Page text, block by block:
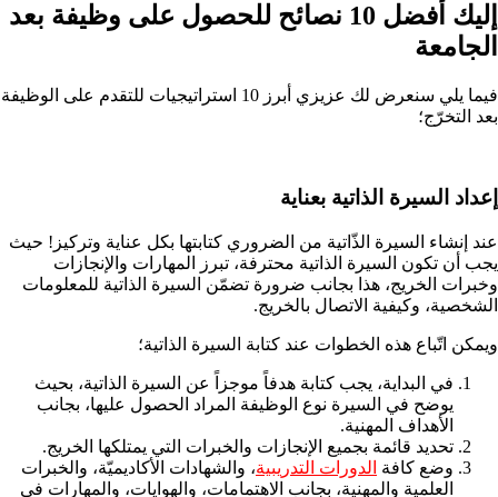
إليك أفضل 10 نصائح للحصول على وظيفة بعد
الجامعة
فيما يلي سنعرض لك عزيزي أبرز 10 استراتيجيات للتقدم على الوظيفة
بعد التخرّج؛
إعداد السيرة الذاتية بعناية
عند إنشاء السيرة الذّاتية من الضروري كتابتها بكل عناية وتركيز! حيث
يجب أن تكون السيرة الذاتية محترفة، تبرز المهارات والإنجازات
وخبرات الخريج، هذا بجانب ضرورة تضمّن السيرة الذاتية للمعلومات
الشخصية، وكيفية الاتصال بالخريج.
ويمكن اتّباع هذه الخطوات عند كتابة السيرة الذاتية؛
في البداية، يجب كتابة هدفاً موجزاً عن السيرة الذاتية، بحيث
يوضح في السيرة نوع الوظيفة المراد الحصول عليها، بجانب
الأهداف المهنية.
تحديد قائمة بجميع الإنجازات والخبرات التي يمتلكها الخريج.
وضع كافة الدورات التدريبية، والشهادات الأكاديميّة، والخبرات
العلمية والمهنية، بجانب الاهتمامات، والهوايات، والمهارات في